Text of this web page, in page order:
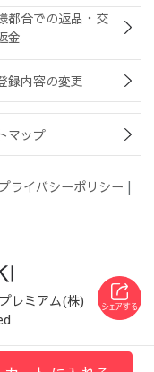
都合での返品・交
金
録内容の変更
マップ
ライバシーポリシー |
レミアム(株)